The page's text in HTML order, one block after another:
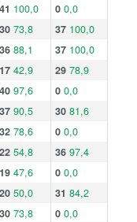
41 100,0 0 0,0
30 73,8 37 100,0
36 88,1 37 100,0
17 42,9 29 78,9
40 97,6 0 0,0
37 90,5 30 81,6
32 78,6 0 0,0
22 54,8 36 97,4
19 47,6 0 0,0
20 50,0 31 84,2
30 73,8 0 0,0